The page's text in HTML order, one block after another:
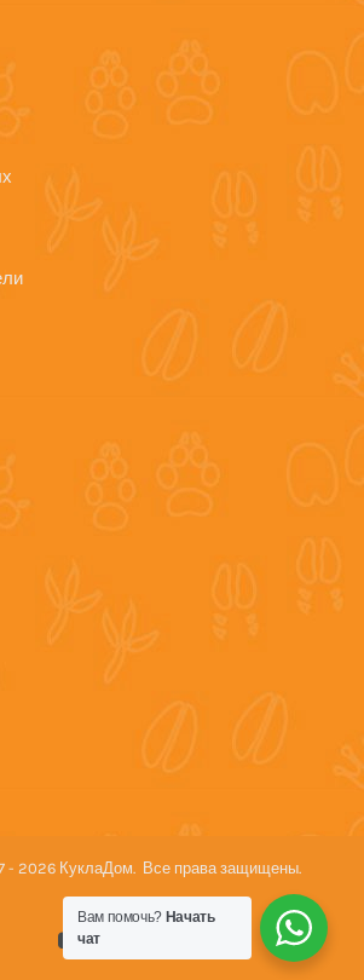
- 2026 КуклаДом. Все права защищены.
YouTube
Вам помочь? Начать
чат